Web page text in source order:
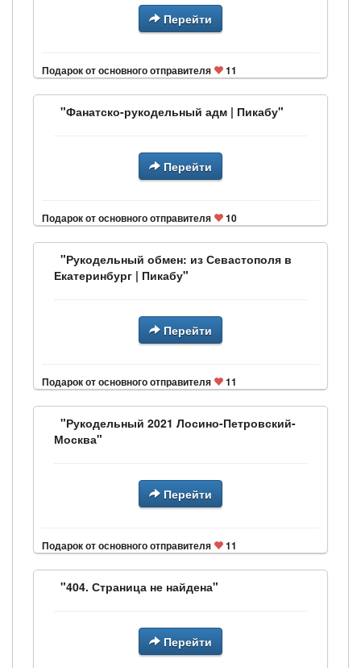
Перейти
Подарок от основного отправителя 11
"Фанатско-рукодельный адм | Пикабу"
Перейти
Подарок от основного отправителя 10
"Рукодельный обмен: из Севастополя в
Екатеринбург | Пикабу"
Перейти
Подарок от основного отправителя 11
"Рукодельный 2021 Лосино-Петровский-
Москва"
Перейти
Подарок от основного отправителя 11
"404. Страница не найдена"
Перейти